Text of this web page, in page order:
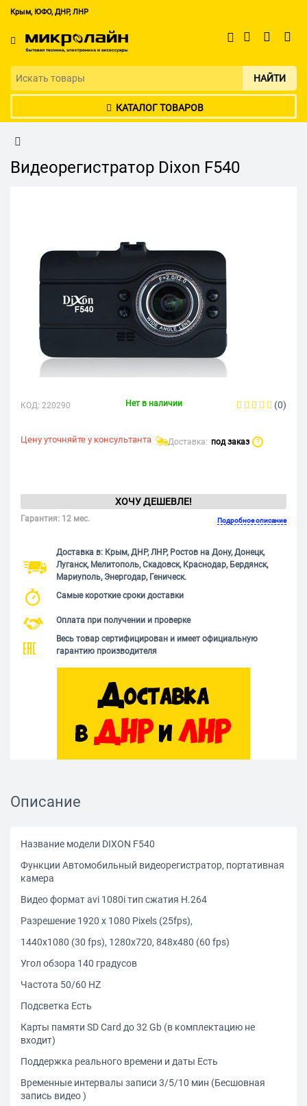
Крым, ЮФО, ДНР, ЛНР
НАЙТИ
КАТАЛОГ ТОВАРОВ
Видеорегистратор Dixon F540
КОД: 220290 Нет в наличии (0)
Цену уточняйте у консультанта Доставка: под заказ ?
ХОЧУ ДЕШЕВЛЕ!
Гарантия: 12 мес. Подробное описание
Доставка в: Крым, ДНР, ЛНР, Ростов на Дону, Донецк,
Луганск, Мелитополь, Скадовск, Краснодар, Бердянск,
Мариуполь, Энергодар, Геническ.
Самые короткие сроки доставки
Оплата при получении и проверке
Весь товар сертифицирован и имеет официальную
гарантию производителя
Описание
Название модели DIXON F540
Функции Автомобильный видеорегистратор, портативная
камера
Видео формат avi 1080i тип сжатия Н.264
Разрешение 1920 x 1080 Pixels (25fps),
1440х1080 (30 fps), 1280x720, 848x480 (60 fps)
Угол обзора 140 градусов
Частота 50/60 HZ
Подсветка Есть
Карты памяти SD Card до 32 Gb (в комплектацию не
входит)
Поддержка реального времени и даты Есть
Временные интервалы записи 3/5/10 мин (Бесшовная
запись видео )